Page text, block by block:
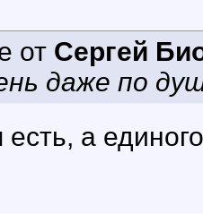
от Сергей
даже по
есть, а